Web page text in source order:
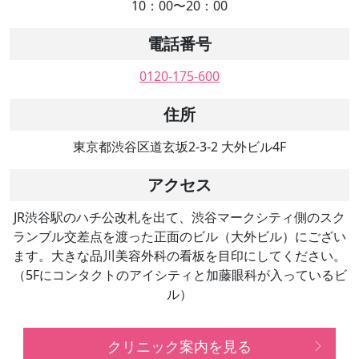
10：00〜20：00
電話番号
0120-175-600
住所
東京都渋谷区道玄坂2-3-2 大外ビル4F
アクセス
JR渋谷駅のハチ公改札を出て、渋谷マークシティ側のスク
ランブル交差点を渡った正面のビル（大外ビル）にござい
ます。大きな品川美容外科の看板を目印にしてください。
（5Fにコンタクトのアイシティと加藤眼科が入っているビ
ル）
クリニック案内を見る